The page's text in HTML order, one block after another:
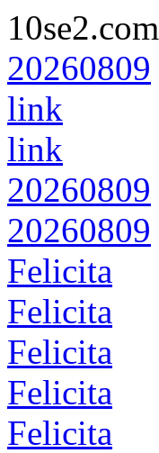
10se2.com
20260809
link
link
20260809
20260809
Felicita
Felicita
Felicita
Felicita
Felicita